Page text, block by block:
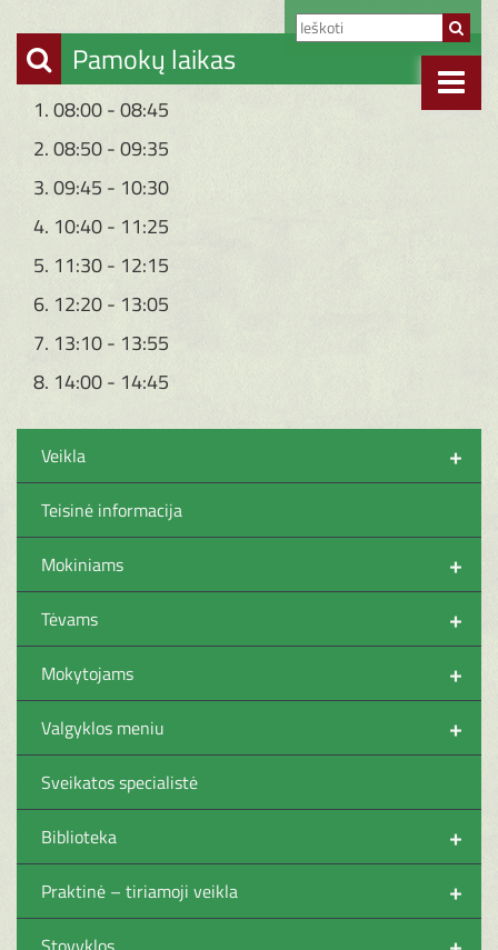
Pamokų laikas
1. 08:00 - 08:45
2. 08:50 - 09:35
3. 09:45 - 10:30
4. 10:40 - 11:25
5. 11:30 - 12:15
6. 12:20 - 13:05
7. 13:10 - 13:55
8. 14:00 - 14:45
+
Veikla
Teisinė informacija
+
Mokiniams
+
Tėvams
+
Mokytojams
+
Valgyklos meniu
Sveikatos specialistė
+
Biblioteka
+
Praktinė – tiriamoji veikla